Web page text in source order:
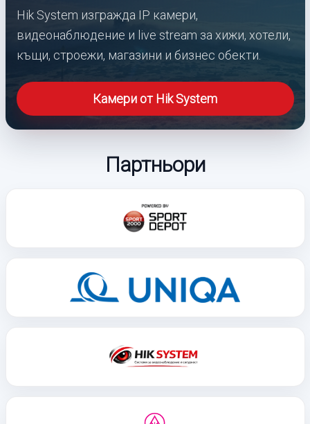
Hik System изгражда IP камери,
видеонаблюдение и live stream за хижи, хотели,
къщи, строежи, магазини и бизнес обекти.
Камери от Hik System
Партньори